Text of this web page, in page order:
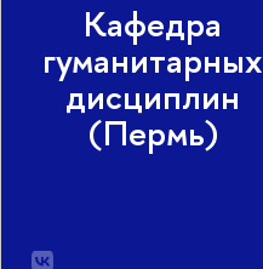
Кафедра
гуманитарных
дисциплин
(Пермь)